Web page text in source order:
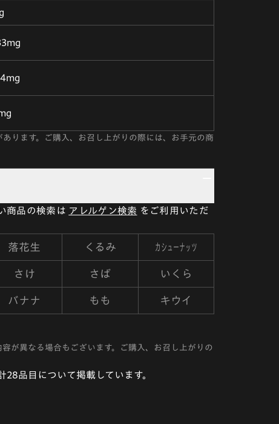
ります。ご購入、お召し上がりの際には、お手元の商
商品の検索は アレルゲン検索 をご利用いただ
落花生 くるみ カシューナッツ
さけ さば いくら
バナナ もも キウイ
が異なる場合もございます。ご購入、お召し上がりの
品目について掲載しています。